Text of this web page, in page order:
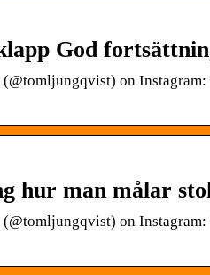
God
on
hur man målar
on